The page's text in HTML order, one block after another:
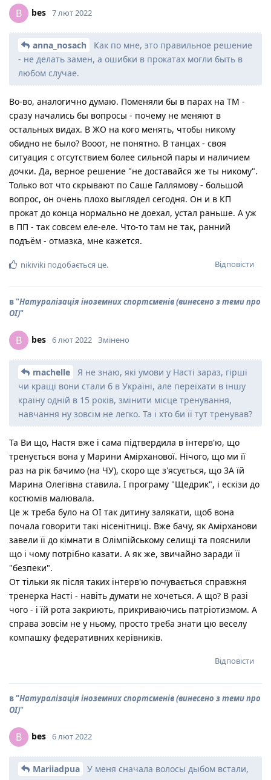
B bes 7 лют 2022
anna_nosach
Как по мне, это правильное решение
- не делать замен, а ошибки в прокатах могли быть в
любом случае.
Во-во, аналогично думаю. Поменяли бы в парах на ТМ -
сразу начались бы вопросы - почему не меняют в
остальных видах. В ЖО на кого менять, чтобы никому
обидно не было? Вооот, не понятно. В танцах - своя
ситуация с отсутствием более сильной пары и наличием
дочки. Да, верное решение "не доставайся же ты никому".
Только вот что скрывают по Саше Галлямову - большой
вопрос, он очень плохо выглядел сегодня. Он и в КП
прокат до конца нормально не доехал, устал раньше. А уж
в ПП - так совсем еле-еле. Что-то там не так, ранний
подъём - отмазка, мне кажется.
Відповісти
nikiviki подобається це.
в "Натуралізація іноземних спортсменів (винесено з теми про
ОІ)"
B bes 6 лют 2022 Змінено
machelle
Я не знаю, які умови у Насті зараз, гірші
чи кращі вони стали б в Україні, але переїхати в іншу
країну одній в 15 років, змінити місце тренування,
навчання ну зовсім не легко. Та і хто би її тут тренував?
Та Ви що, Настя вже і сама підтвердила в інтерв'ю, що
тренується вона у Марини Амірханової. Нічого, що ми її
раз на рік бачимо (на ЧУ), скоро ще з'ясується, що 3А їй
Марина Олегівна ставила. І програму "Щедрик", і ескізи до
костюмів малювала.
Це ж треба було на ОІ так дитину залякати, щоб вона
почала говорити такі нісенітниці. Вже бачу, як Амірханови
завели її до кімнати в Олімпійському селищі та пояснили
що і чому потрібно казати. А як же, звичайно заради її
"безпеки".
От тільки як після таких інтерв'ю почувається справжня
тренерка Насті - навіть думати не хочеться. А що? В разі
чого - і їй рота закриють, прикриваючись патріотизмом. А
справа зовсім не у ньому, просто треба знати цю веселу
компашку федеративних керівників.
Відповісти
в "Натуралізація іноземних спортсменів (винесено з теми про
ОІ)"
B bes 6 лют 2022
Mariiadpua
У меня сначала волосы дыбом встали,